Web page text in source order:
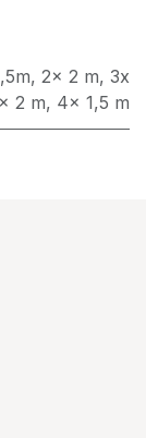
, 2x 2 m, 3x
2 m, 4x 1,5 m